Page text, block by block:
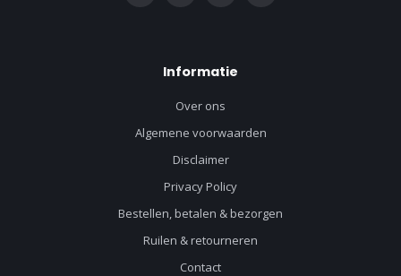
Informatie
Over ons
Algemene voorwaarden
Disclaimer
Privacy Policy
Bestellen, betalen & bezorgen
Ruilen & retourneren
Contact